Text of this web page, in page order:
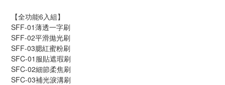
【全功能6入組】
SFF-01薄透一字刷
SFF-02平滑拋光刷
SFF-03腮紅蜜粉刷
SFC-01服貼遮瑕刷
SFC-02細節柔焦刷
SFC-03補光淚溝刷